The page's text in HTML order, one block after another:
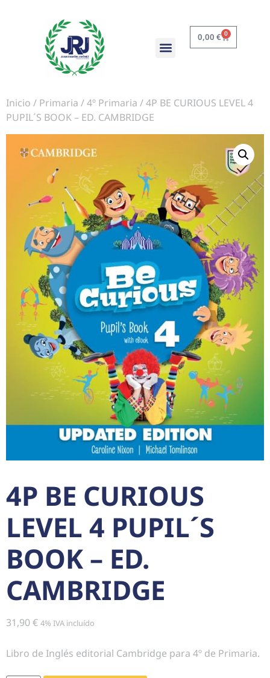
0,00 € 0
Inicio / Primaria /4º Primaria / 4P BE CURIOUS LEVEL 4
PUPIL´S BOOK – ED. CAMBRIDGE
4P BE CURIOUS
LEVEL 4 PUPIL´S
BOOK – ED.
CAMBRIDGE
31,90€ 4% IVA incluído
Libro de Inglés editorial Cambridge para 4º de Primaria.